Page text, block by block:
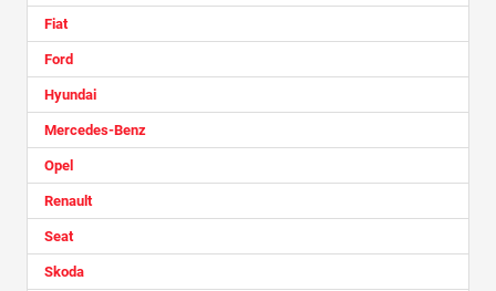
Fiat
Ford
Hyundai
Mercedes-Benz
Opel
Renault
Seat
Skoda